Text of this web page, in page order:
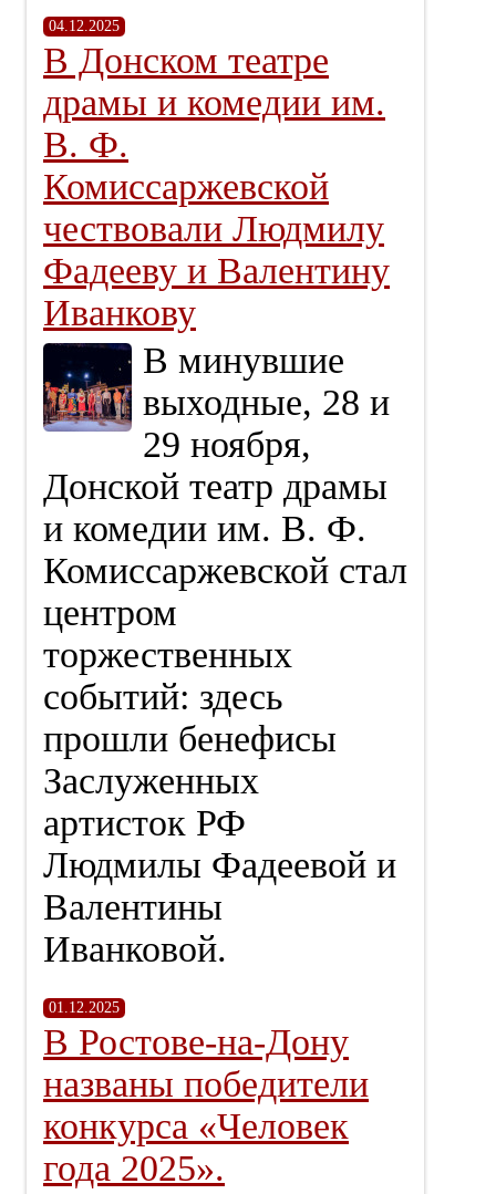
04.12.2025
В Донском театре
драмы и комедии им.
В. Ф.
Комиссаржевской
чествовали Людмилу
Фадееву и Валентину
Иванкову
В минувшие
выходные, 28 и
29 ноября,
Донской театр драмы
и комедии им. В. Ф.
Комиссаржевской стал
центром
торжественных
событий: здесь
прошли бенефисы
Заслуженных
артисток РФ
Людмилы Фадеевой и
Валентины
Иванковой.
01.12.2025
В Ростове-на-Дону
названы победители
конкурса «Человек
года 2025».